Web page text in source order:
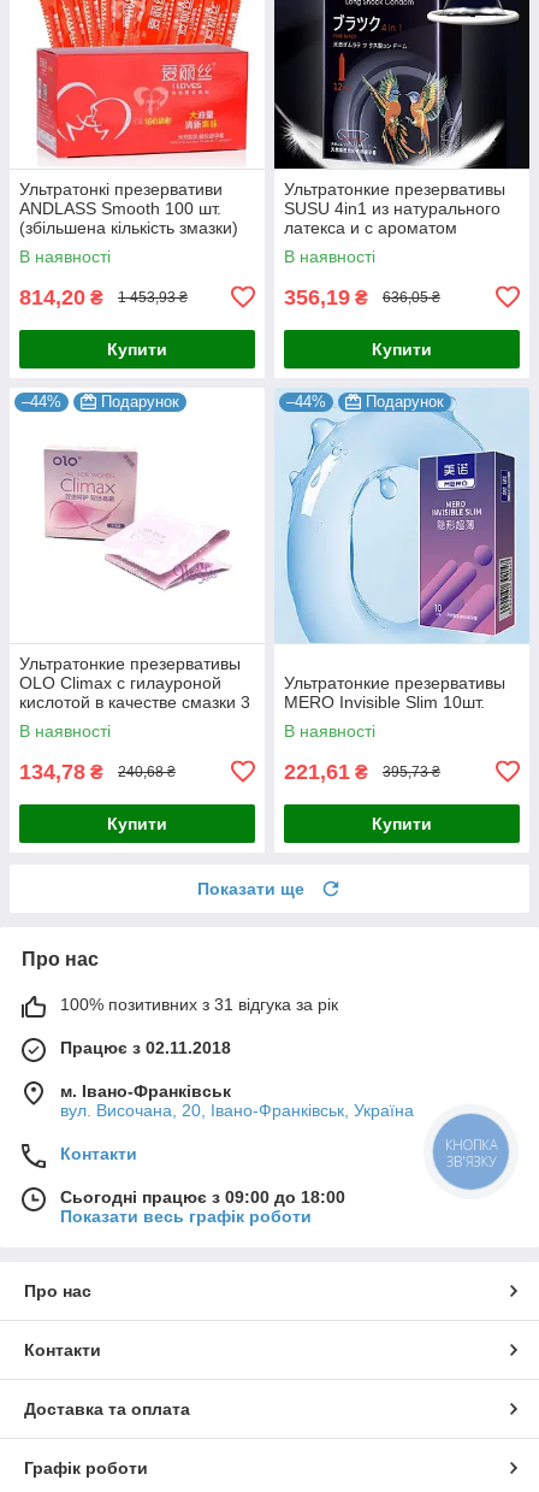
Ультратонкі презервативи
ANDLASS Smooth 100 шт.
(збільшена кількість змазки)
В наявності
814,20 ₴ 1 453,93 ₴
Купити
Ультратонкие презервативы
SUSU 4in1 из натурального
латекса и с ароматом
ванили, 12 шт.
В наявності
356,19 ₴ 636,05 ₴
Купити
–44% Подарунок
Ультратонкие презервативы
OLO Climax с гилауроной
кислотой в качестве смазки 3
шт
В наявності
134,78 ₴ 240,68 ₴
Купити
–44% Подарунок
Ультратонкие презервативы
MERO Invisible Slim 10шт.
В наявності
221,61 ₴ 395,73 ₴
Купити
Показати ще
Про нас
100% позитивних з 31 відгука за рік
Працює з 02.11.2018
м. Івано-Франківськ
вул. Височана, 20, Івано-Франківськ, Україна
Контакти
Сьогодні працює з 09:00 до 18:00
Показати весь графік роботи
Про нас
Контакти
Доставка та оплата
Графік роботи
КНОПКА
ЗВ'ЯЗКУ